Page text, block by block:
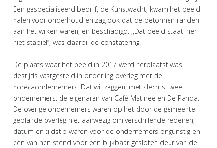
Een gespecialiseerd bedrijf, de Kunstwacht, kwam het beeld
halen voor onderhoud en zag ook dat de betonnen randen
aan het wijken waren, en beschadigd. ,,Dat beeld staat hier
niet stabiel’’, was daarbij de constatering.
De plaats waar het beeld in 2017 werd herplaatst was
destijds vastgesteld in onderling overleg met de
horecaondernemers. Dat wil zeggen, met slechts twee
ondernemers: de eigenaren van Café Matinee en De Panda.
De overige ondernemers waren op het door de gemeente
geplande overleg niet aanwezig om verschillende redenen;
datum en tijdstip waren voor de ondernemers ongunstig en
één van hen stond voor een blijkbaar gesloten deur van de